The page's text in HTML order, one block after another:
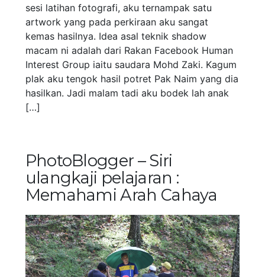
sesi latihan fotografi, aku ternampak satu
artwork yang pada perkiraan aku sangat
kemas hasilnya. Idea asal teknik shadow
macam ni adalah dari Rakan Facebook Human
Interest Group iaitu saudara Mohd Zaki. Kagum
plak aku tengok hasil potret Pak Naim yang dia
hasilkan. Jadi malam tadi aku bodek lah anak
[…]
PhotoBlogger – Siri
ulangkaji pelajaran :
Memahami Arah Cahaya